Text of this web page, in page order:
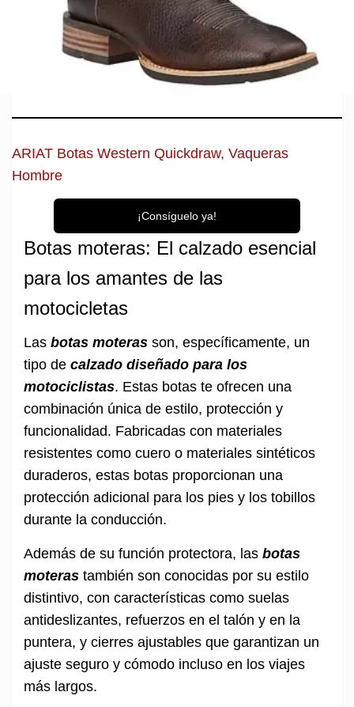
ARIAT Botas Western Quickdraw, Vaqueras
Hombre
¡Consíguelo ya!
Botas moteras: El calzado esencial
para los amantes de las
motocicletas
Las botas moteras son, específicamente, un
tipo de calzado diseñado para los
motociclistas. Estas botas te ofrecen una
combinación única de estilo, protección y
funcionalidad. Fabricadas con materiales
resistentes como cuero o materiales sintéticos
duraderos, estas botas proporcionan una
protección adicional para los pies y los tobillos
durante la conducción.
Además de su función protectora, las botas
moteras también son conocidas por su estilo
distintivo, con características como suelas
antideslizantes, refuerzos en el talón y en la
puntera, y cierres ajustables que garantizan un
ajuste seguro y cómodo incluso en los viajes
más largos.